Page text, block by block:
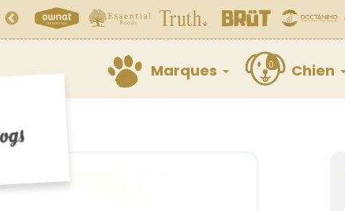
Marques Chien